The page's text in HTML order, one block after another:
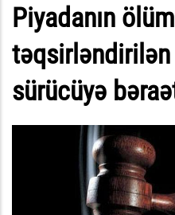
Piyadanın
təqsirləndirilən
sürücüyə